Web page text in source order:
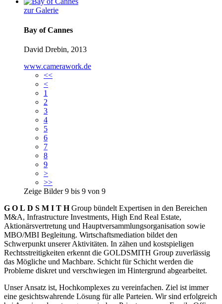
zur Galerie
Bay of Cannes
David Drebin, 2013
www.camerawork.de
<<
<
1
2
3
4
5
6
7
8
9
>
>>
Zeige Bilder9 bis 9 von 9
G O L D S M I T HGroup bündelt Expertisen in den Bereichen
M&A, Infrastructure Investments, High End Real Estate,
Aktionärsvertretung und Hauptversammlungsorganisation sowie
MBO/MBI Begleitung. Wirtschaftsmediation bildet den
Schwerpunkt unserer Aktivitäten. In zähen und kostspieligen
Rechtsstreitigkeiten erkennt die GOLDSMITH Group zuverlässig
das Mögliche und Machbare. Schicht für Schicht werden die
Probleme diskret und verschwiegen im Hintergrund abgearbeitet.
Unser Ansatz ist, Hochkomplexes zu vereinfachen. Ziel ist immer
eine gesichtswahrende Lösung für alle Parteien. Wir sind erfolgreich